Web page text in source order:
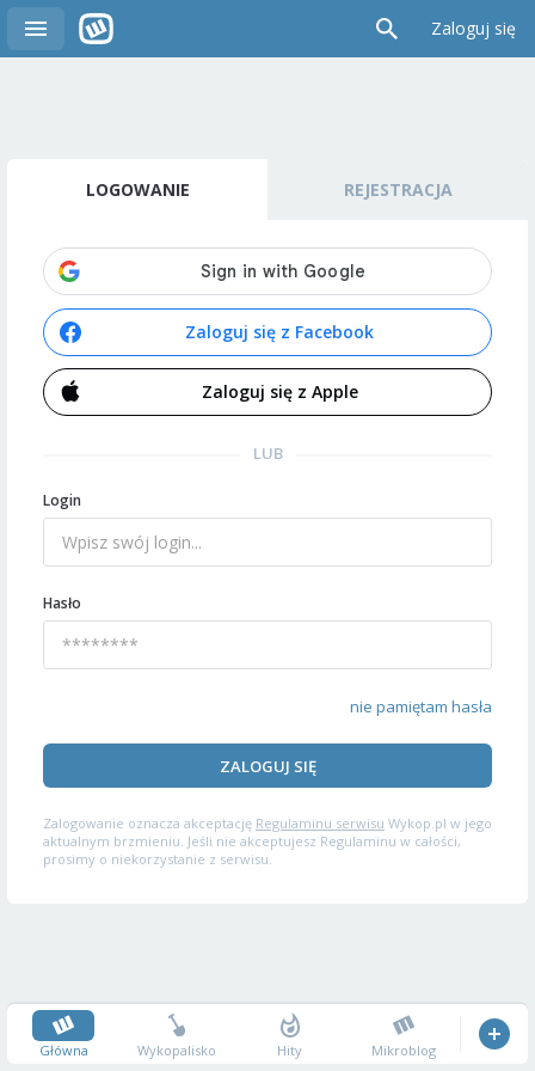
Zaloguj się
LOGOWANIE REJESTRACJA
Zaloguj się z Facebook
Zaloguj się z Apple
LUB
Login
Hasło
nie pamiętam hasła
ZALOGUJ SIĘ
Zalogowanie oznacza akceptację Regulaminu serwisu Wykop.pl w jego
aktualnym brzmieniu. Jeśli nie akceptujesz Regulaminu w całości,
prosimy o niekorzystanie z serwisu.
Główna Wykopalisko Hity Mikroblog